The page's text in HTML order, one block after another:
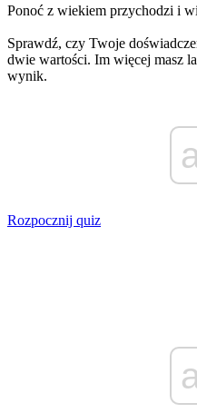
Ponoć z wiekiem przychodzi i
Sprawdź, czy Twoje
dwie wartości. Im więcej masz
wynik.
Rozpocznij quiz